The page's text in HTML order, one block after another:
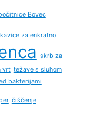
Bovec
za enkratno
skrb za
vrt težave s sluhom
bakterijami
čiščenje